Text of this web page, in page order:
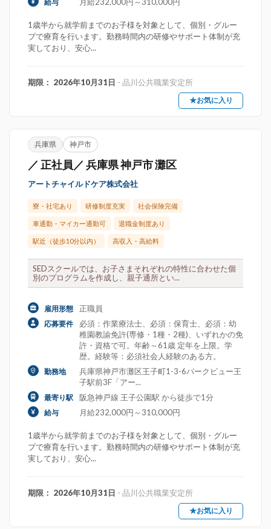
給与
1歳半から就学前までのお子様を対象として、個別・グルー
プで療育を行います。勤務時間内の研修やサポート体制が充
実しており、安心...
期限： 2026年10月31日 - 品川公共職業安定所
★お気に入り
兵庫県 神戸市
／ 正社員／ 兵庫県 神戸市 灘区
アートチャイルドケア株式会社
寮・社宅あり 研修制度充実 社会保険完備
車通勤・マイカー通勤可 退職金制度あり
駅近（徒歩10分以内） 高収入・高給料
SEDスクールでは、お子さまそれぞれの特性に合わせた個
別のプログラムを作成し、親子通所とい...
雇用形態 正職員
応募要件
必須：作業療法士、必須：保育士、必須：幼
稚園教諭免許(専修・1種・2種)、いずれかの免
許・資格で可。年齢～61歳 定年を上限。学
歴。経験等：必須社会人経験のある方。
勤務地
兵庫県神戸市灘区王子町1-3-6パークビュー王
子駅前3F「アー...
最寄り駅 阪急神戸線 王子公園駅 から徒歩で1分
給与 月給232,000円～310,000円
1歳半から就学前までのお子様を対象として、個別・グルー
プで療育を行います。勤務時間内の研修やサポート体制が充
実しており、安心...
期限： 2026年10月31日 - 品川公共職業安定所
★お気に入り